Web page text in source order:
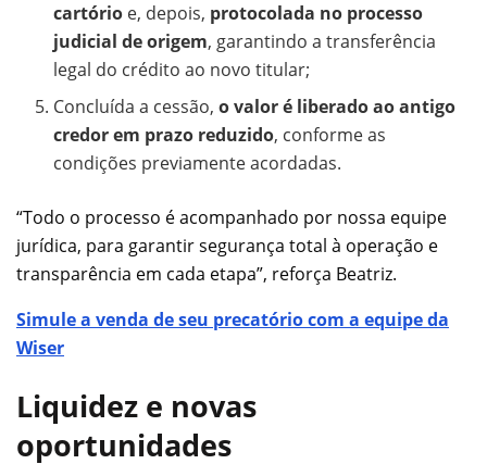
cartório e, depois, protocolada no processo
judicial de origem, garantindo a transferência
legal do crédito ao novo titular;
Concluída a cessão,o valor é liberado ao antigo
credor em prazo reduzido, conforme as
condições previamente acordadas.
“Todo o processo é acompanhado por nossa equipe
jurídica, para garantir segurança total à operação e
transparência em cada etapa”, reforça Beatriz.
Simule a venda de seu precatório com a equipe da
Wiser
Liquidez e novas
oportunidades